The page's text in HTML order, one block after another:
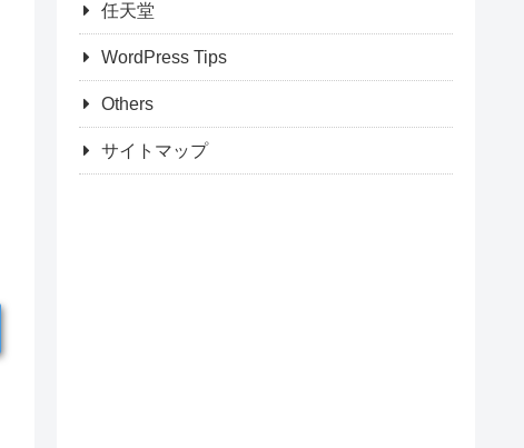
任天堂
WordPress Tips
Others
サイトマップ